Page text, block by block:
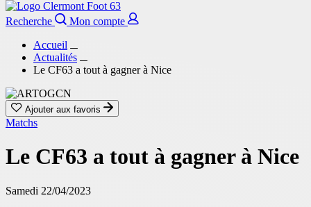
Recherche
Mon compte
Accueil
Actualités
Le CF63 a tout à gagner à Nice
Ajouter aux favoris
Matchs
Le CF63 a tout à gagner à Nice
Samedi 22/04/2023